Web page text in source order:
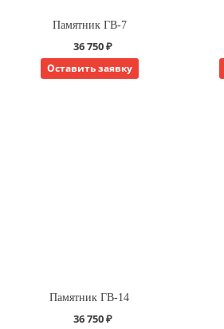
Памятник ГВ-7
36 750 ₽
Оставить заявку
Памятник ГВ-14
36 750 ₽